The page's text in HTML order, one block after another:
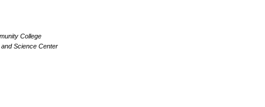
College
Science Center